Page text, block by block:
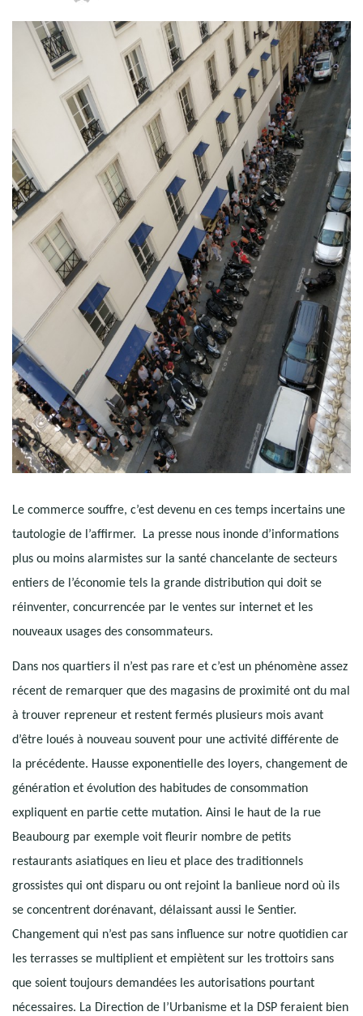
Le commerce souffre, c’est devenu en ces temps incertains une
tautologie de l’affirmer. La presse nous inonde d’informations
plus ou moins alarmistes sur la santé chancelante de secteurs
entiers de l’économie tels la grande distribution qui doit se
réinventer, concurrencée par le ventes sur internet et les
nouveaux usages des consommateurs.
Dans nos quartiers il n’est pas rare et c’est un phénomène assez
récent de remarquer que des magasins de proximité ont du mal
à trouver repreneur et restent fermés plusieurs mois avant
d’être loués à nouveau souvent pour une activité différente de
la précédente. Hausse exponentielle des loyers, changement de
génération et évolution des habitudes de consommation
expliquent en partie cette mutation. Ainsi le haut de la rue
Beaubourg par exemple voit fleurir nombre de petits
restaurants asiatiques en lieu et place des traditionnels
grossistes qui ont disparu ou ont rejoint la banlieue nord où ils
se concentrent dorénavant, délaissant aussi le Sentier.
Changement qui n’est pas sans influence sur notre quotidien car
les terrasses se multiplient et empiètent sur les trottoirs sans
que soient toujours demandées les autorisations pourtant
nécessaires. La Direction de l’Urbanisme et la DSP feraient bien